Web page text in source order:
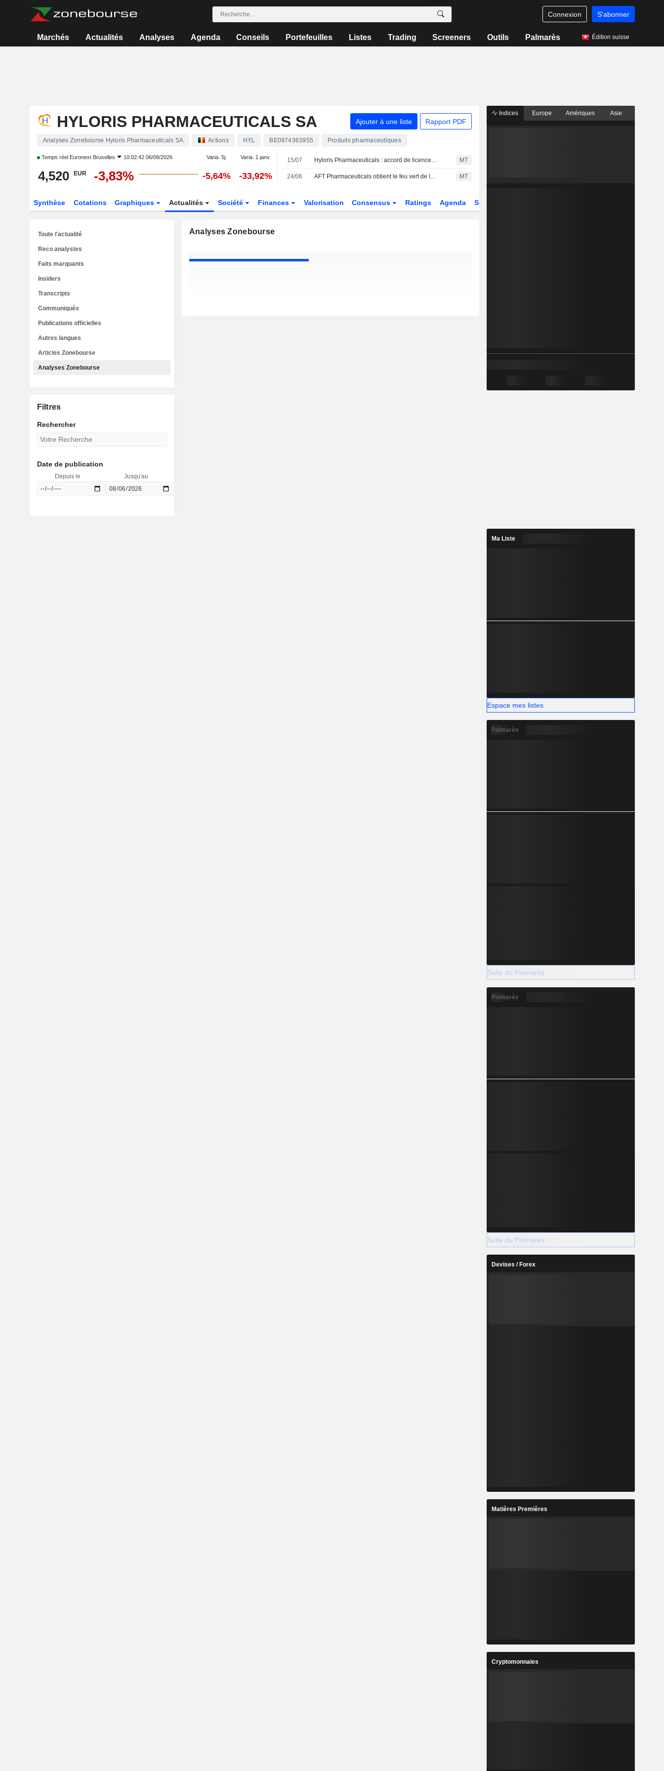
Connexion S'abonner
Marchés Actualités Analyses Agenda Conseils Portefeuilles Listes Trading Screeners Outils Palmarès Édition suisse
HYLORIS PHARMACEUTICALS SA Ajouter à une liste Rapport PDF
Analyses Zonebourse Hyloris Pharmaceuticals SA Actions HYL BE0974363955 Produits pharmaceutiques
Temps réel Euronext Bruxelles 10:02:42 06/08/2026 Varia. 5j. Varia. 1 janv.
4,520 EUR -3,83% -5,64% -33,92%
15/07 Hyloris Pharmaceuticals : accord de licence exclusif pour l'antalgique Maxigesic en Chine MT
24/06 AFT Pharmaceuticals obtient le feu vert de la FDA américaine pour un essai de phase 3 de son traitement injectable contre la carence en fer MT
Synthèse Cotations Graphiques Actualités Société Finances Valorisation Consensus Ratings Agenda Secteur
Analyses Zonebourse
Toute l'actualité
Reco analystes
Faits marquants
Insiders
Transcripts
Communiqués
Publications officielles
Autres langues
Articles Zonebourse
Analyses Zonebourse
Filtres
Rechercher
Date de publication
Depuis le Jusqu'au
Indices Europe Amériques Asie
Ma Liste
Espace mes listes
Palmarès
Suite du Palmarès
Palmarès
Suite du Palmarès
Devises / Forex
Matières Premières
Cryptomonnaies